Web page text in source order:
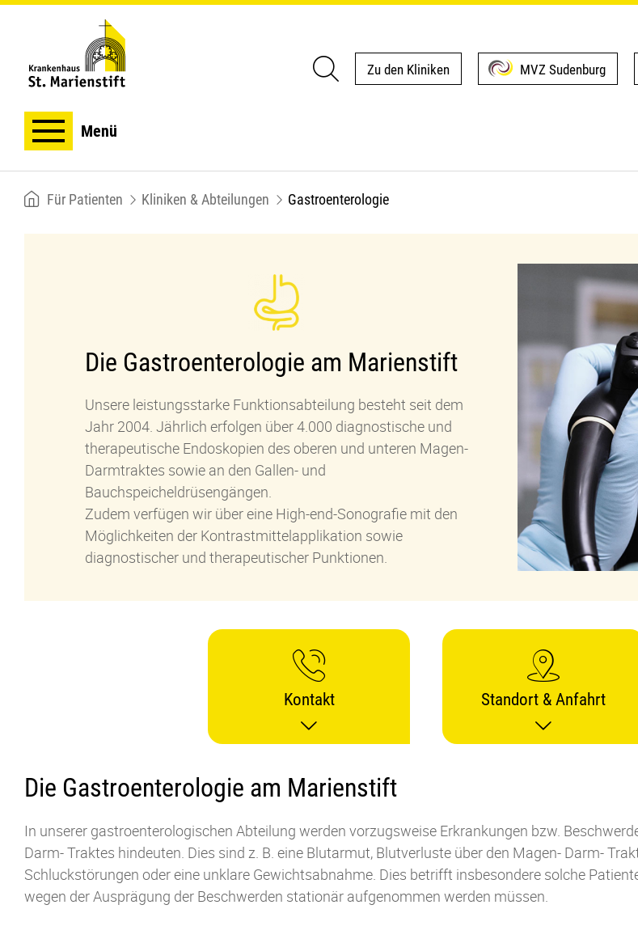
Zu den Kliniken MVZ Sudenburg
Menü
Breadcrumb
Für Patienten Kliniken & Abteilungen Gastroenterologie
Die Gastroenterologie am Marienstift
Unsere leistungsstarke Funktionsabteilung besteht seit dem
Jahr 2004. Jährlich erfolgen über 4.000 diagnostische und
therapeutische Endoskopien des oberen und unteren Magen-
Darmtraktes sowie an den Gallen- und
Bauchspeicheldrüsengängen.
Zudem verfügen wir über eine High-end-Sonografie mit den
Möglichkeiten der Kontrastmittelapplikation sowie
diagnostischer und therapeutischer Punktionen.
Kontakt Standort & Anfahrt
Die Gastroenterologie am Marienstift
In unserer gastroenterologischen Abteilung werden vorzugsweise Erkrankungen bzw.
Darm- Traktes hindeuten. Dies sind z. B. eine Blutarmut, Blutverluste über den Magen- Darm-
Schluckstörungen odereine unklare Gewichtsabnahme. Dies betrifft insbesondere solche
wegen der Ausprägung der Beschwerden stationär aufgenommen werden müssen.